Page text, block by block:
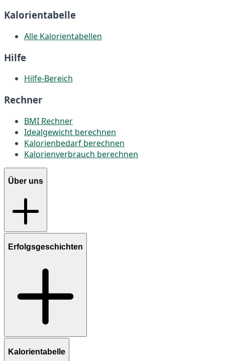
Kalorientabelle
Alle Kalorientabellen
Hilfe
Hilfe-Bereich
Rechner
BMI Rechner
Idealgewicht berechnen
Kalorienbedarf berechnen
Kalorienverbrauch berechnen
Über uns
Erfolgsgeschichten
Kalorientabelle